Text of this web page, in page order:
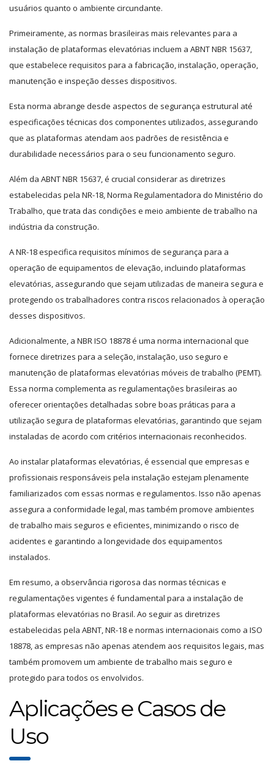
usuários quanto o ambiente circundante.
Primeiramente, as normas brasileiras mais relevantes para a
instalação de plataformas elevatórias incluem a ABNT NBR 15637,
que estabelece requisitos para a fabricação, instalação, operação,
manutenção e inspeção desses dispositivos.
Esta norma abrange desde aspectos de segurança estrutural até
especificações técnicas dos componentes utilizados, assegurando
que as plataformas atendam aos padrões de resistência e
durabilidade necessários para o seu funcionamento seguro.
Além da ABNT NBR 15637, é crucial considerar as diretrizes
estabelecidas pela NR-18, Norma Regulamentadora do Ministério do
Trabalho, que trata das condições e meio ambiente de trabalho na
indústria da construção.
A NR-18 especifica requisitos mínimos de segurança para a
operação de equipamentos de elevação, incluindo plataformas
elevatórias, assegurando que sejam utilizadas de maneira segura e
protegendo os trabalhadores contra riscos relacionados à operação
desses dispositivos.
Adicionalmente, a NBR ISO 18878 é uma norma internacional que
fornece diretrizes para a seleção, instalação, uso seguro e
manutenção de plataformas elevatórias móveis de trabalho (PEMT).
Essa norma complementa as regulamentações brasileiras ao
oferecer orientações detalhadas sobre boas práticas para a
utilização segura de plataformas elevatórias, garantindo que sejam
instaladas de acordo com critérios internacionais reconhecidos.
Ao instalar plataformas elevatórias, é essencial que empresas e
profissionais responsáveis pela instalação estejam plenamente
familiarizados com essas normas e regulamentos. Isso não apenas
assegura a conformidade legal, mas também promove ambientes
de trabalho mais seguros e eficientes, minimizando o risco de
acidentes e garantindo a longevidade dos equipamentos
instalados.
Em resumo, a observância rigorosa das normas técnicas e
regulamentações vigentes é fundamental para a instalação de
plataformas elevatórias no Brasil. Ao seguir as diretrizes
estabelecidas pela ABNT, NR-18 e normas internacionais como a ISO
18878, as empresas não apenas atendem aos requisitos legais, mas
também promovem um ambiente de trabalho mais seguro e
protegido para todos os envolvidos.
Aplicações e Casos de
Uso